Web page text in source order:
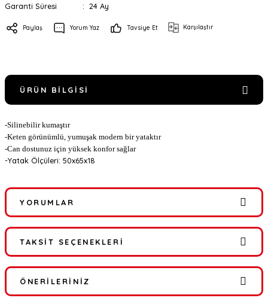
Garanti Süresi
24 Ay
Paylaş Yorum Yaz Tavsiye Et Karşılaştır
ÜRÜN BILGISI
-Silinebilir kumaştır
-Keten görünümlü, yumuşak modern bir yataktır
-Can dostunuz için yüksek konfor sağlar
-Yatak Ölçüleri: 50x65x18
YORUMLAR
Bu ürüne ilk yorumu siz yapın!
TAKSIT SEÇENEKLERI
ÖNERILERINIZ